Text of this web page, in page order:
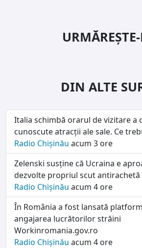
DIN ALTE
Italia schimbă orarul de vizitare a
cunoscute atracții ale sale. Ce
Radio Chișinău acum 3 ore
Zelenski susține că Ucraina e
dezvolte propriul scut antirachetă
Radio Chișinău acum 4 ore
În România a fost lansată
angajarea lucrătorilor străini
Workinromania.gov.ro
Radio Chișinău acum 4 ore